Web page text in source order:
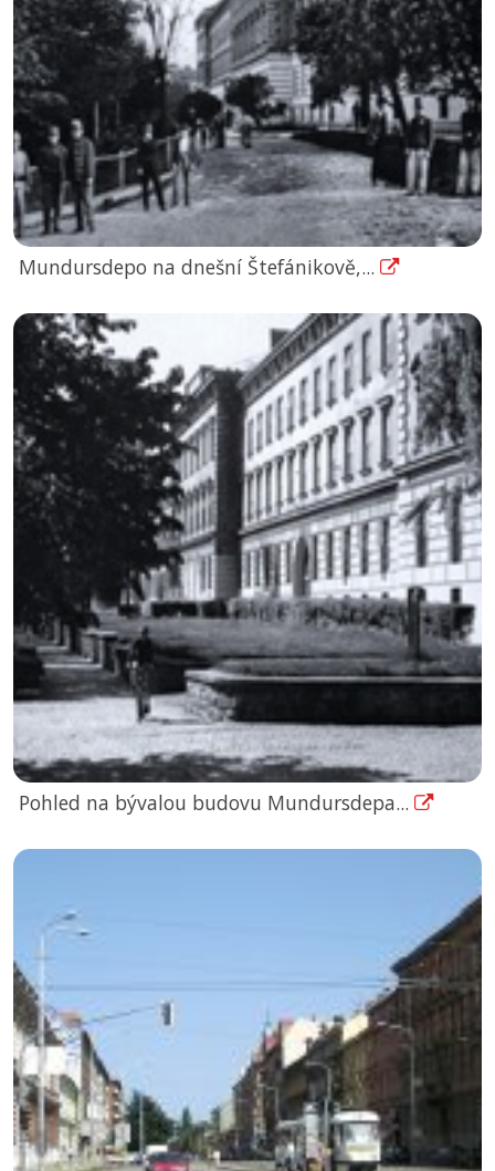
Mundursdepo na dnešní Štefánikově,...
Pohled na bývalou budovu Mundursdepa...